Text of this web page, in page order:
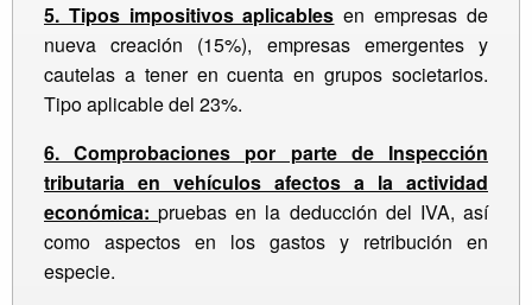
5. Tipos impositivos aplicables en empresas de
nueva creación (15%), empresas emergentes y
cautelas a tener en cuenta en grupos societarios.
Tipo aplicable del 23%.
6. Comprobaciones por parte de Inspección
tributaria en vehículos afectos a la actividad
económica:pruebas en la deducción del IVA, así
como aspectos en los gastos y retribución en
especie.